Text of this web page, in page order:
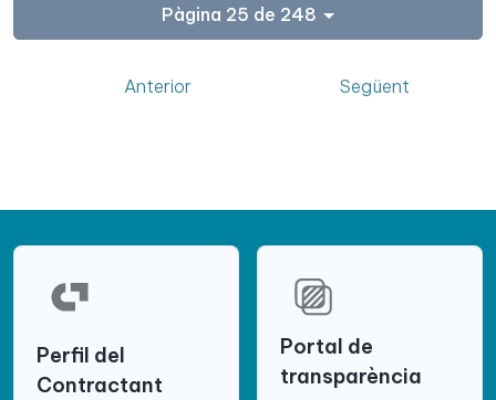
Pàgina 25 de 248
Anterior Següent
Perfil del
Contractant
Portal de
transparència